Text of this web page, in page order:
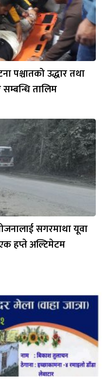
पश्चातको उद्धार तथा
तालिम
सगरमाथा यूवा
हप्ते अल्टिमेटम